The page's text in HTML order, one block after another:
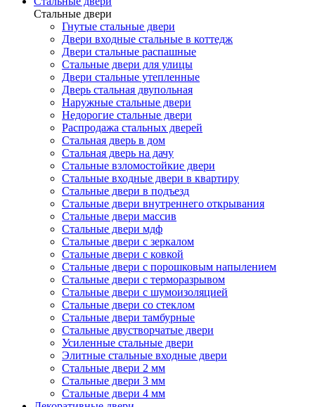
Стальные двери
Гнутые стальные двери
Двери входные стальные в коттедж
Двери стальные распашные
Стальные двери для улицы
Двери стальные утепленные
Дверь стальная двупольная
Наружные стальные двери
Недорогие стальные двери
Распродажа стальных дверей
Стальная дверь в дом
Стальная дверь на дачу
Стальные взломостойкие двери
Стальные входные двери в квартиру
Стальные двери в подъезд
Стальные двери внутреннего открывания
Стальные двери массив
Стальные двери мдф
Стальные двери с зеркалом
Стальные двери с ковкой
Стальные двери с порошковым напылением
Стальные двери с терморазрывом
Стальные двери с шумоизоляцией
Стальные двери со стеклом
Стальные двери тамбурные
Стальные двустворчатые двери
Усиленные стальные двери
Элитные стальные входные двери
Стальные двери 2 мм
Стальные двери 3 мм
Стальные двери 4 мм